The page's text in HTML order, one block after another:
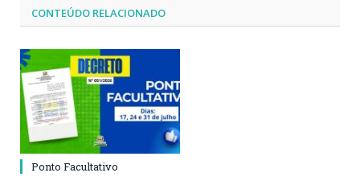
CONTEÚDO RELACIONADO
Ponto Facultativo